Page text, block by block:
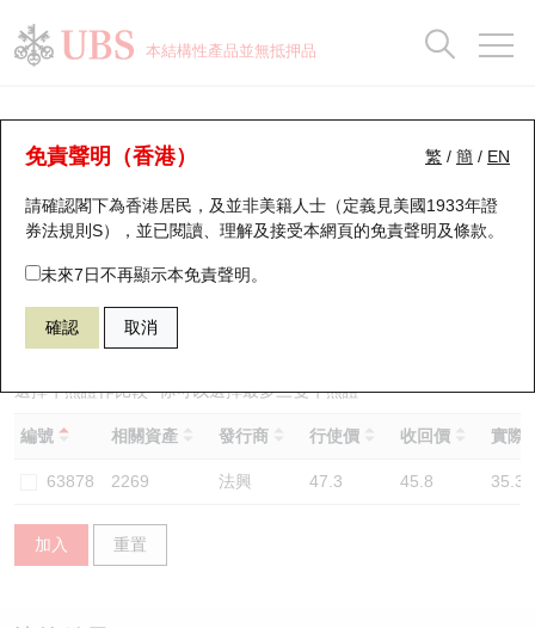
本結構性產品並無抵押品
繁 / 簡 / EN
免責聲明（香港）
請確認閣下為香港居民，及並非美籍人士（定義見美國1933年證
券法規則S），並已閱讀、理解及接受本網頁的免責聲明及條款。
未來7日不再顯示本免責聲明。
確認 取消
牛熊證分析儀
表現 街貨統計 比較
59474 瑞銀熊證 2269 藥明生物
選擇牛熊證作比較 *你可以選擇最多三隻牛熊證
編號 相關資產 發行商 行使價 收回價 實際
63878 2269 法興 47.3 45.8 35.3
加入 重置
瑞銀認股證一覽
新發行瑞銀認股證
即將到期認股證
認股證到期結算價查詢
認股證分析儀
認股證速算機
認股證/牛熊證日誌
街貨統計
比較
牛熊全景快搜
牛熊證搜尋
牛熊證街貨分佈圖
正股牛熊證列表
新發行瑞銀牛熊證
已收回牛熊證剩餘價值
牛熊證到期結算價查詢
街貨統計
比較
十大升幅/跌幅
十大認股證成交分佈
十天股證佔大市成交
資金流
街貨統計
三十大平均引伸波幅
正股分析儀
二十大活躍股份
恒指成份股
國指成份股
科指成份股
相關資產沽空
中資ETFs溢價比較
持股比重
顯示所有持股比重
每月輪證大市專題
輪證專欄
講座及教育短片
認股證投資者教育
牛熊證投資者教育
認股證牛熊證常問問題